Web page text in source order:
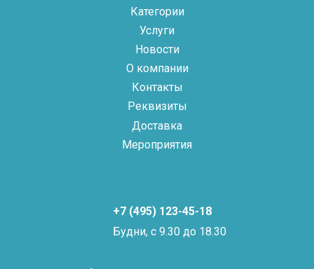
Категории
Услуги
Новости
О компании
Контакты
Реквизиты
Доставка
Мероприятия
+7 (495) 123-45-18
Будни, с 9.30 до 18.30